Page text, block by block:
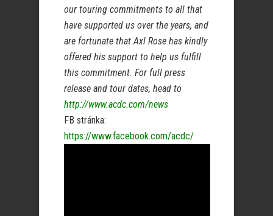
our touring commitments to all that
have supported us over the years, and
are fortunate that Axl Rose has kindly
offered his support to help us fulfill
this commitment. For full press
release and tour dates, head to
http://www.acdc.com/news
FB stránka:
https://www.facebook.com/acdc/